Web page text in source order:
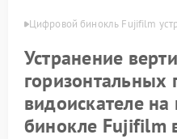
Цифровой бинокль Fujifilm
Устранение
горизонтальных
видоискателе
бинокле Fujifilm